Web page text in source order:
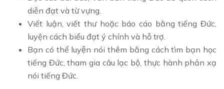
diễn đạt và từ vựng.
Viết luận, viết thư hoặc báo cáo bằng tiếng Đức,
luyện cách biểu đạt ý chính và hỗ trợ.
Bạn có thể luyện nói thêm bằng cách tìm bạn học
tiếng Đức, tham gia câu lạc bộ, thực hành phản xạ
nói tiếng Đức.